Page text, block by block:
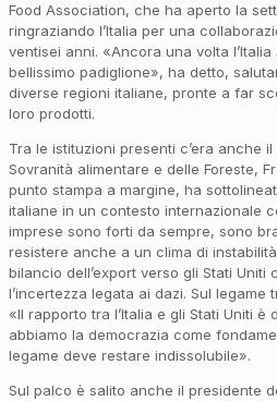
Food Association, che ha aperto la
ringraziando l’Italia per una
ventisei anni. «Ancora una volta
bellissimo padiglione», ha detto,
diverse regioni italiane, pronte a far
loro prodotti.
Tra le istituzioni presenti c’era anche
Sovranità alimentare e delle Foreste,
punto stampa a margine, ha
italiane in un contesto internazionale
imprese sono forti da sempre, sono
resistere anche a un clima di
bilancio dell’export verso gli Stati
l’incertezza legata ai dazi. Sul legame
«Il rapporto tra l’Italia e gli Stati Uniti è
abbiamo la democrazia come
legame deve restare indissolubile».
Sul palco è salito anche il presidente